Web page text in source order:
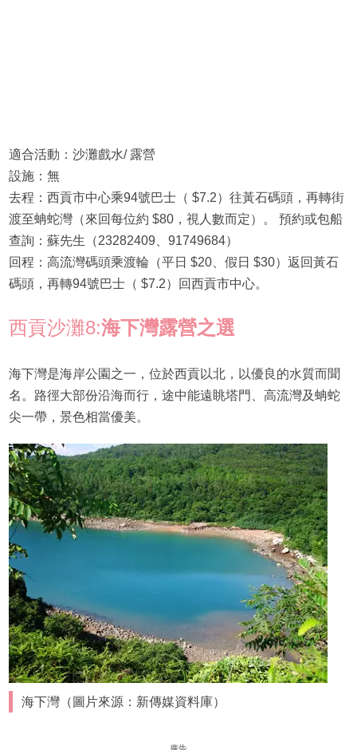
適合活動：沙灘戲水/ 露營
設施：無
去程：西貢市中心乘94號巴士（ $7.2）往黃石碼頭，再轉街
渡至蚺蛇灣（來回每位約 $80，視人數而定）。 預約或包船
查詢：蘇先生（23282409、91749684）
回程：高流灣碼頭乘渡輪（平日 $20、假日 $30）返回黃石
碼頭，再轉94號巴士（ $7.2）回西貢市中心。
西貢沙灘8:海下灣露營之選
海下灣是海岸公園之一，位於西貢以北，以優良的水質而聞
名。路徑大部份沿海而行，途中能遠眺塔門、高流灣及蚺蛇
尖一帶，景色相當優美。
海下灣（圖片來源：新傳媒資料庫）